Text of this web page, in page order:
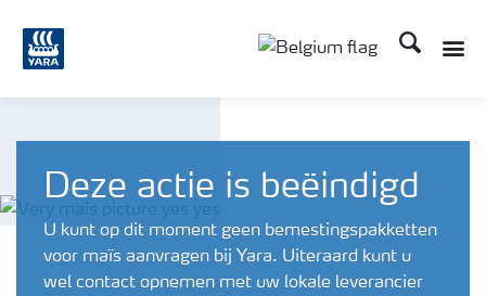
Zoek op
Deze actie is beëindigd
U kunt op dit moment geen bemestingspakketten
voor maïs aanvragen bij Yara. Uiteraard kunt u
wel contact opnemen met uw lokale leverancier